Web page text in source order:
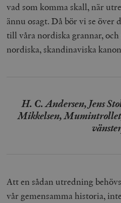
vad som komma skall, när
ännu osagt. Då bör vi se över
till våra nordiska grannar,
nordiska, skandinaviska
H. C. Andersen, Jens
Mikkelsen,
Att en sådan utredning
vår gemensamma historia,